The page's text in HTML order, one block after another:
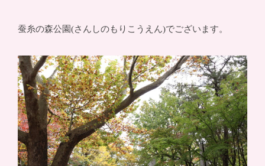
蚕糸の森公園(さんしのもりこうえん)でございます。